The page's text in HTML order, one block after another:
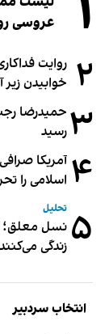
۱
عروسی
۲ خوابیدن
۳ حمیدرضا
رسید
۴ آمریکا
اسلامی را
۵ تحلیل
نسل معلق؛
زندگی می‌کنند
انتخاب سردبیر